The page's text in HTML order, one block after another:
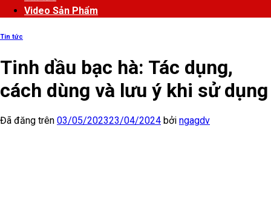
Video Sản Phẩm
Tin tức
Tinh dầu bạc hà: Tác dụng,
cách dùng và lưu ý khi sử dụng
Đã đăng trên 03/05/202323/04/2024 bởi ngagdv